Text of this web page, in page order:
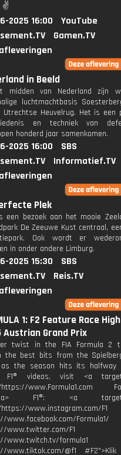
✌
2025 16:00
YouTube
Gamen.TV
in Beeld
midden van Nederland zijn
luchtmachtbasis
Utrechtse Heuvelrug. Het is een
en techniek van
honderd jaar samenkomen.
2025 16:00
SBS
Informatief.TV
Plek
een bezoek aan het mooie
De Zeeuwe Kust centraal,
Ook wordt er
in onder andere Limburg.
2025 15:30
SBS
Reis.TV
1: F2 Feature Race
Austrian Grand Prix
twist in the FIA Formula 2
the best bits from the
as the season hits its halfway
F1® videos, visit <a
www.Formula1.com
a> F1®: <a
www.instagram.com/F1
www.facebook.com/Formula1/
www.twitter.com/F1
www.twitch.tv/formula1
www.tiktok.com/@f1